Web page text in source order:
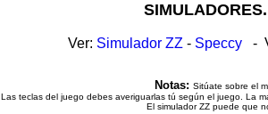
Ver: Simulador ZZ - Speccy -
Notas: Sitúate sobre el
Las teclas del juego debes averiguarlas tú según el juego. La
El simulador ZZ puede que